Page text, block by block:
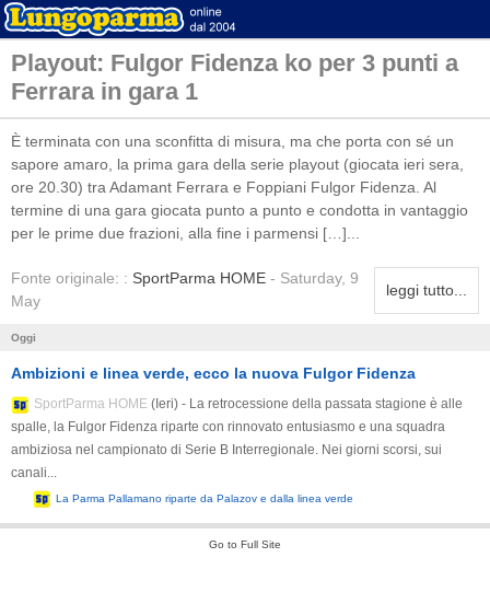
Playout: Fulgor Fidenza ko per 3 punti a
Ferrara in gara 1
È terminata con una sconfitta di misura, ma che porta con sé un
sapore amaro, la prima gara della serie playout (giocata ieri sera,
ore 20.30) tra Adamant Ferrara e Foppiani Fulgor Fidenza. Al
termine di una gara giocata punto a punto e condotta in vantaggio
per le prime due frazioni, alla fine i parmensi […]...
leggi tutto...
Fonte originale: : SportParma HOME - Saturday, 9
May
Oggi
Ambizioni e linea verde, ecco la nuova Fulgor Fidenza
SportParma HOME (Ieri) - La retrocessione della passata stagione è alle
spalle, la Fulgor Fidenza riparte con rinnovato entusiasmo e una squadra
ambiziosa nel campionato di Serie B Interregionale. Nei giorni scorsi, sui
canali...
La Parma Pallamano riparte da Palazov e dalla linea verde
Go to Full Site